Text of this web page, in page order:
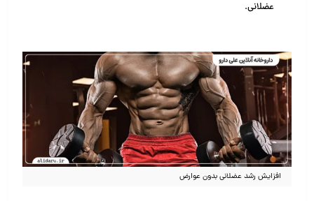
عضلانی.
افزایش رشد عضلانی بدون عوارض